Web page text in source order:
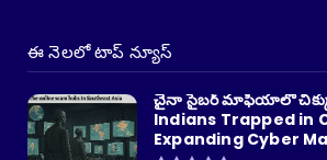
ఈ నెలలో టాప్ న్యూస్
చైనా సైబర్ మాఫియాలో
Indians Trapped in
Expanding Cyber